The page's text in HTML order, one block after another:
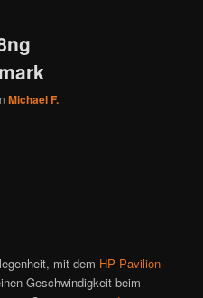
Michael F.
mit dem HP Pavilion
Geschwindigkeit beim